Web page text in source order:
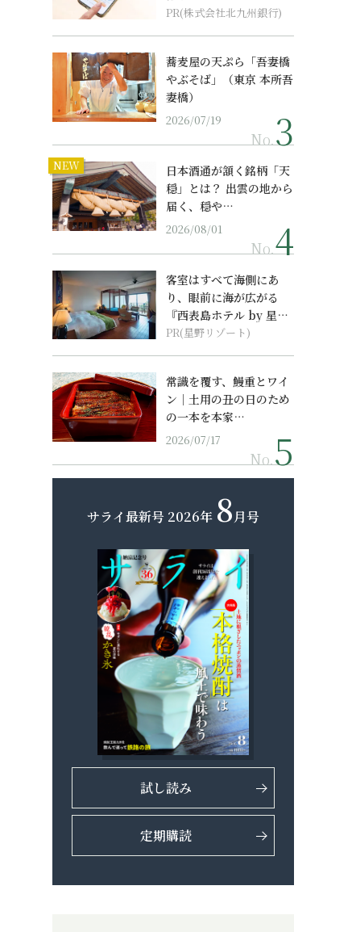
PR(株式会社北九州銀行)
蕎麦屋の天ぷら「吾妻橋
やぶそば」（東京 本所吾
妻橋）
2026/07/19
No.
NEW
日本酒通が頷く銘柄「天
穏」とは？ 出雲の地から
届く、穏や…
2026/08/01
No.
客室はすべて海側にあ
り、眼前に海が広がる
『西表島ホテル by 星野
リゾート』
PR(星野リゾート)
常識を覆す、鰻重とワイ
ン｜土用の丑の日のため
の一本を本家…
2026/07/17
No.
サライ最新号 2026年 8月号
試し読み
定期購読